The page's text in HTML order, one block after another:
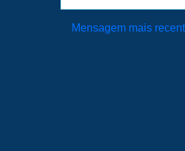
Mensagem mais